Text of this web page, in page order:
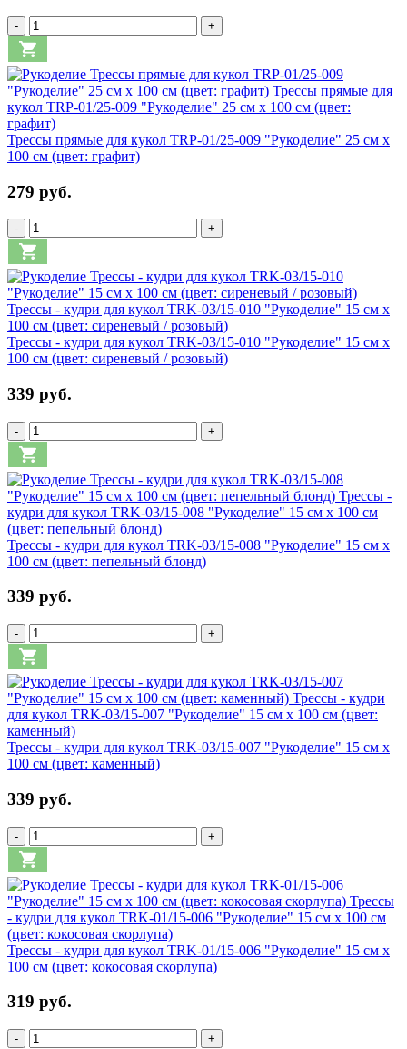
- +
Трессы прямые для кукол TRP-01/25-009 "Рукоделие" 25 см х
100 см (цвет: графит)
279 руб.
- +
Трессы - кудри для кукол TRK-03/15-010 "Рукоделие" 15 см х
100 см (цвет: сиреневый / розовый)
339 руб.
- +
Трессы - кудри для кукол TRK-03/15-008 "Рукоделие" 15 см х
100 см (цвет: пепельный блонд)
339 руб.
- +
Трессы - кудри для кукол TRK-03/15-007 "Рукоделие" 15 см х
100 см (цвет: каменный)
339 руб.
- +
Трессы - кудри для кукол TRK-01/15-006 "Рукоделие" 15 см х
100 см (цвет: кокосовая скорлупа)
319 руб.
- +